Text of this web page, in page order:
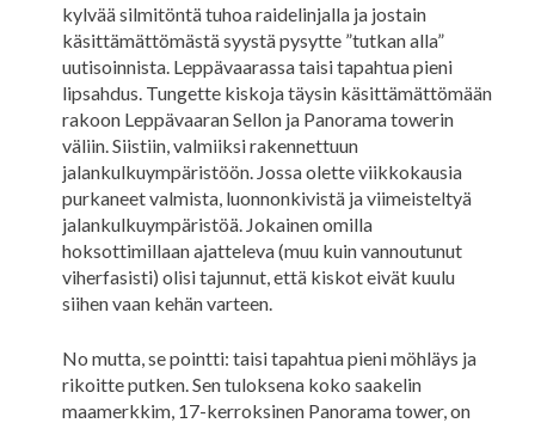
kylvää silmitöntä tuhoa raidelinjalla ja jostain
käsittämättömästä syystä pysytte ”tutkan alla”
uutisoinnista. Leppävaarassa taisi tapahtua pieni
lipsahdus. Tungette kiskoja täysin käsittämättömään
rakoon Leppävaaran Sellon ja Panorama towerin
väliin. Siistiin, valmiiksi rakennettuun
jalankulkuympäristöön. Jossa olette viikkokausia
purkaneet valmista, luonnonkivistä ja viimeisteltyä
jalankulkuympäristöä. Jokainen omilla
hoksottimillaan ajatteleva (muu kuin vannoutunut
viherfasisti) olisi tajunnut, että kiskot eivät kuulu
siihen vaan kehän varteen.
No mutta, se pointti: taisi tapahtua pieni möhläys ja
rikoitte putken. Sen tuloksena koko saakelin
maamerkkim, 17-kerroksinen Panorama tower, on